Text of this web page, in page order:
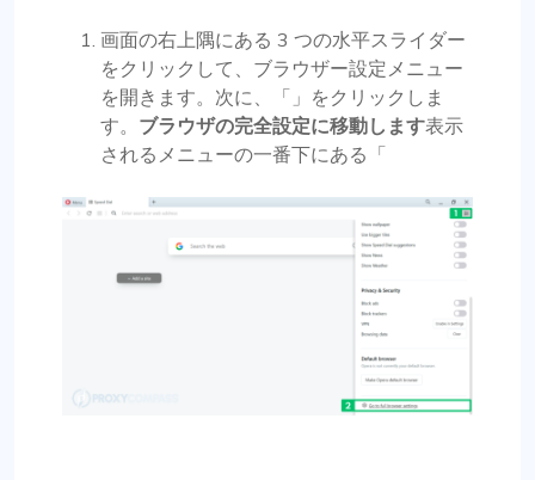
画面の右上隅にある 3 つの水平スライダー
をクリックして、ブラウザー設定メニュー
を開きます。次に、「」をクリックしま
す。 ブラウザの完全設定に移動します表示
されるメニューの一番下にある「